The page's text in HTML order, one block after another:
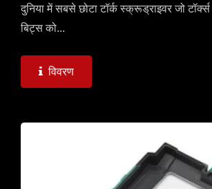
दुनिया में सबसे छोटा टॉर्क स्क्रूड्राइवर जो
बिट्स को...
विवरण